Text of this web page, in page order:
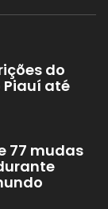
do
Piauí até
77 mudas